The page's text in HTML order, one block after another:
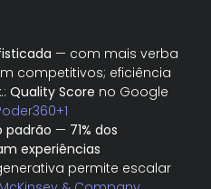
— com mais verba
competitivos; eficiência
Quality Score no Google
padrão — 71% dos
experiências
permite escalar